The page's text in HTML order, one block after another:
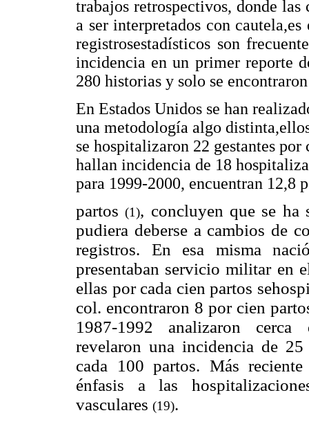
trabajos retrospectivos, donde
a ser interpretados con
registrosestadísticos son
incidencia en un primer reporte
280 historias y solo se
En Estados Unidos se han
una metodología algo
se hospitalizaron 22 gestantes
hallan incidencia de 18
para 1999-2000, encuentran 12,8
partos(1), concluyen que se ha
pudiera deberse a cambios de
registros. En esa misma
presentaban servicio militar en
ellas por cada cien partos
col. encontraron 8 por cien
1987-1992 analizaron cerca
revelaron una incidencia de 25
cada 100 partos. Más
énfasis a las
vasculares (19).